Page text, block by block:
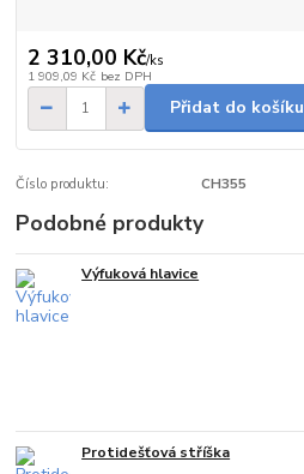
2 310,00 Kč/ks
1 909,09 Kč bez DPH
Přidat do košíku
Číslo produktu: CH355
Podobné produkty
Výfuková hlavice
Protidešťová stříška